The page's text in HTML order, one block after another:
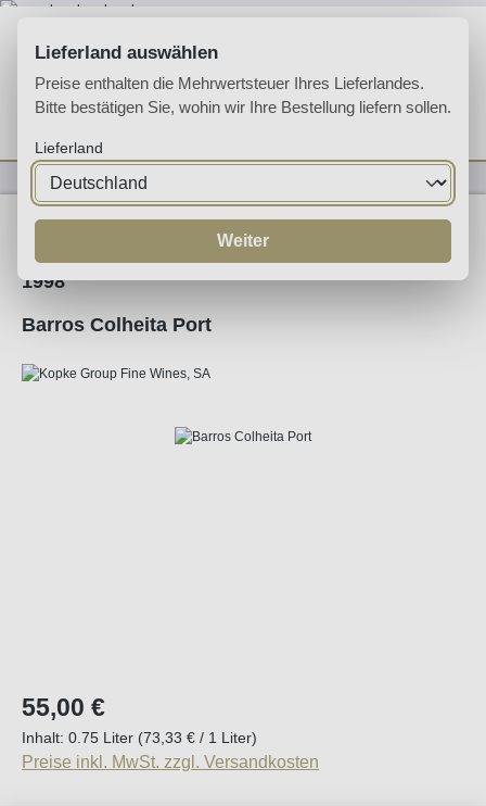
Du hast 0
Likörweine
1998
Barros Colheita Port
Bildergalerie überspringen
Regulärer Preis:
55,00 €
Inhalt: 0.75 Liter (73,33 € / 1 Liter)
Preise inkl. MwSt. zzgl. Versandkosten
Lieferland auswählen
Preise enthalten die Mehrwertsteuer Ihres Lieferlandes.
Bitte bestätigen Sie, wohin wir Ihre Bestellung liefern sollen.
Lieferland
Weiter